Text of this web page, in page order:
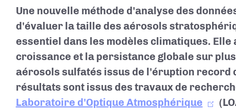
Une nouvelle méthode d'analyse des
d'évaluer la taille des aérosols
essentiel dans les modèles climatiques. Elle
croissance et la persistance globale sur
aérosols sulfatés issus de l'éruption record
résultats sont issus des travaux de
Laboratoire d'Optique Atmosphérique